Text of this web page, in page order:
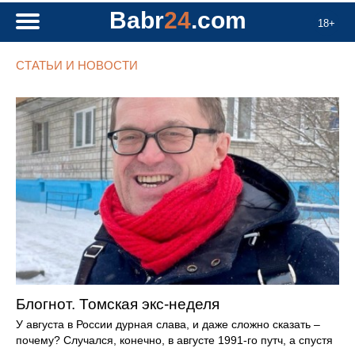
18+
Babr24.com
СТАТЬИ И НОВОСТИ
Блогнот. Томская экс-неделя
У августа в России дурная слава, и даже сложно сказать –
почему? Случался, конечно, в августе 1991-го путч, а спустя